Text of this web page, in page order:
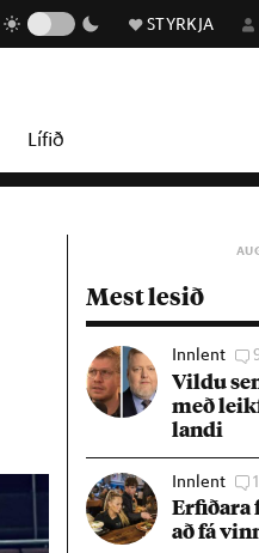
STYRKJA
Lífið
Mest lesið
Innlent
Vildu
með
landi
Innlent 1
að fá